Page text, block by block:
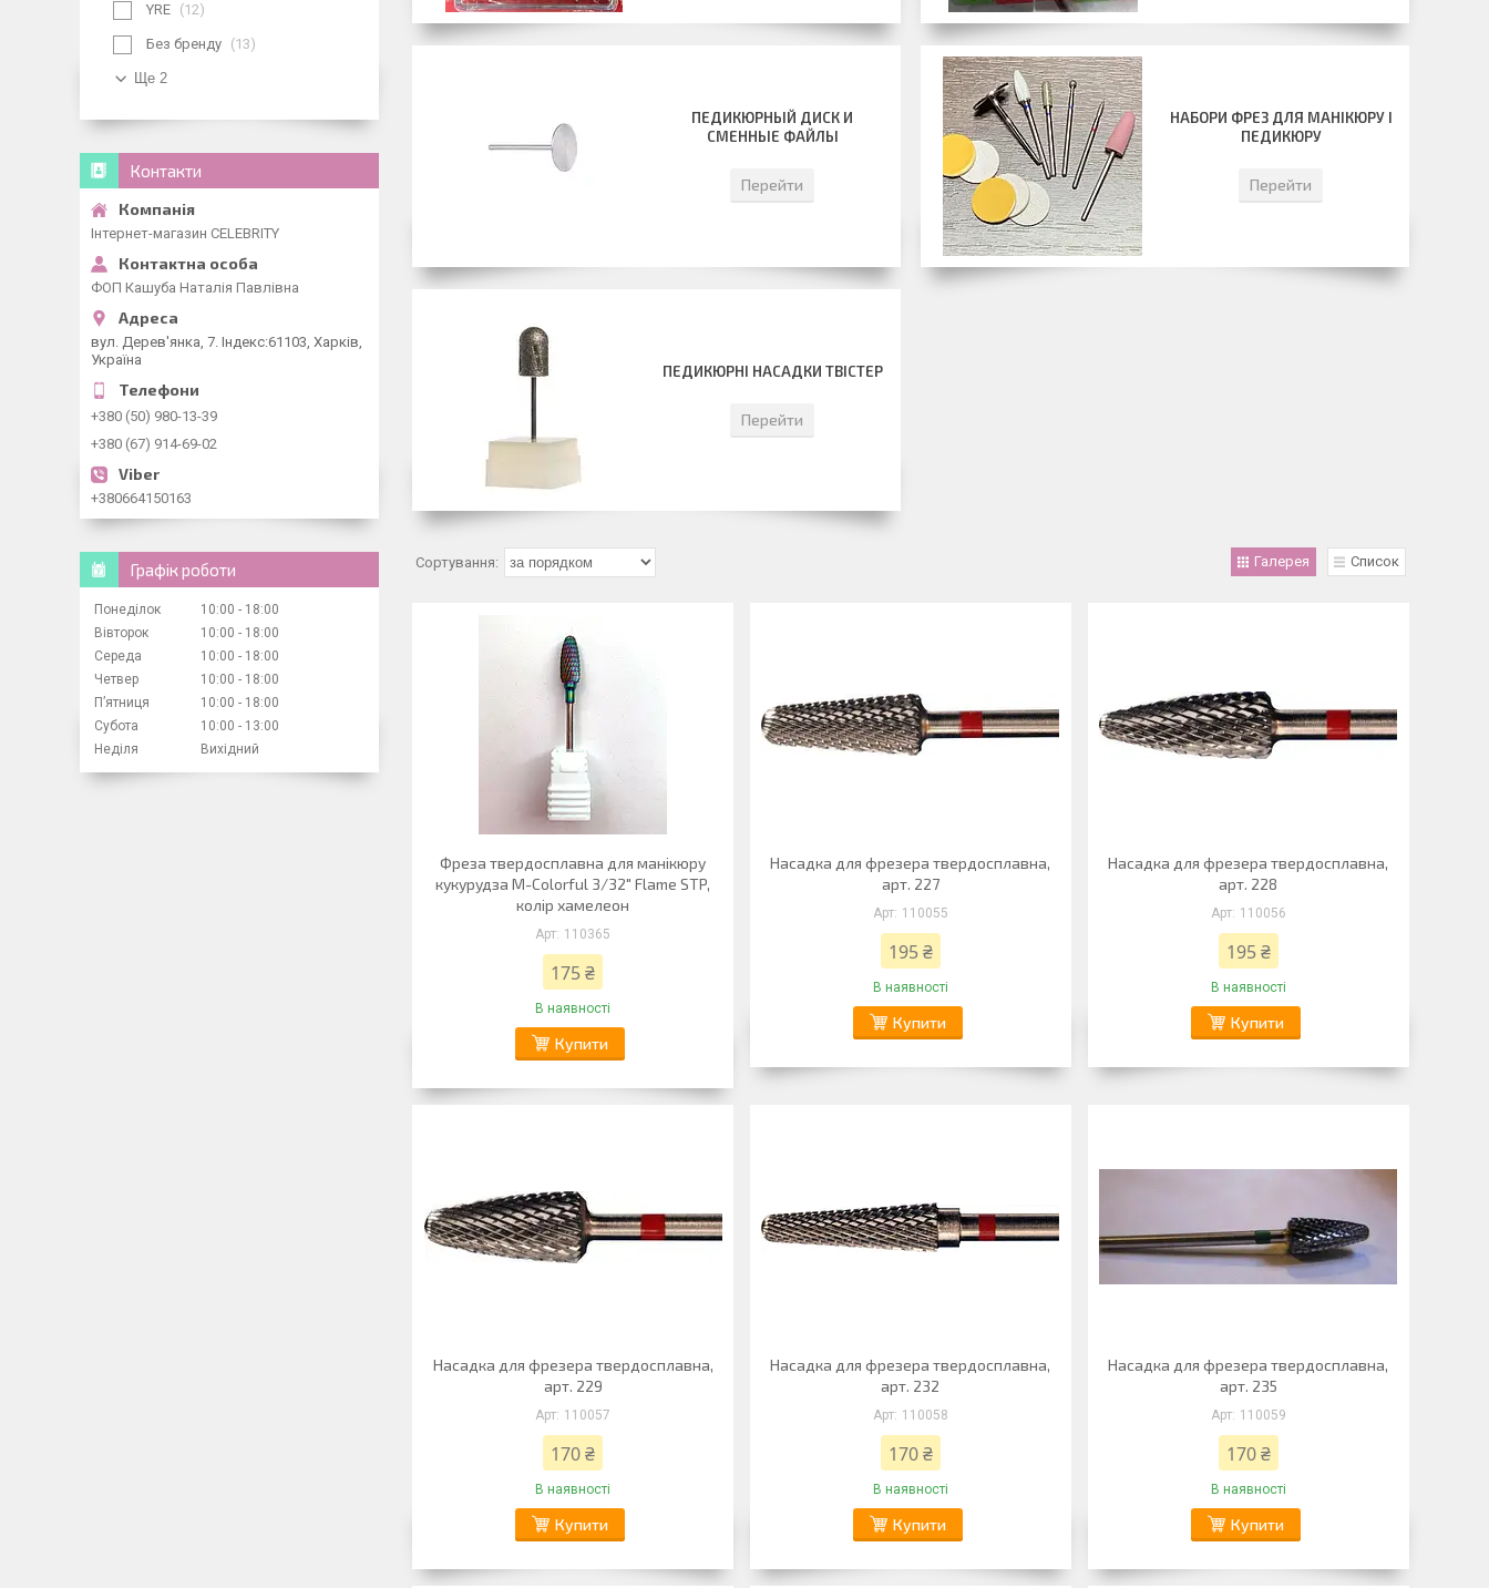
ПЕДИКЮРНЫЙ ДИСК И
СМЕННЫЕ ФАЙЛЫ
Перейти
НАБОРИ ФРЕЗ ДЛЯ МАНІКЮРУ І
ПЕДИКЮРУ
Перейти
ПЕДИКЮРНІ НАСАДКИ ТВІСТЕР
Перейти
Галерея Список
Фреза твердосплавна для манікюру
кукурудза M-Colorful 3/32" Flame STP,
колір хамелеон
110365
175 ₴
В наявності
Купити
Насадка для фрезера твердосплавна,
арт. 227
110055
195 ₴
В наявності
Купити
Насадка для фрезера твердосплавна,
арт. 228
110056
195 ₴
В наявності
Купити
Насадка для фрезера твердосплавна,
арт. 229
110057
170 ₴
В наявності
Купити
Насадка для фрезера твердосплавна,
арт. 232
110058
170 ₴
В наявності
Купити
Насадка для фрезера твердосплавна,
арт. 235
110059
170 ₴
В наявності
Купити
YRE 12
Без бренду 13
Ще 2
Контакти
Інтернет-магазин CELEBRITY
ФОП Кашуба Наталія Павлівна
вул. Дерев'янка, 7. Індекс:61103, Харків,
Україна
+380 (50) 980-13-39
+380 (67) 914-69-02
+380664150163
Графік роботи
Понеділок 10:00
18:00
Вівторок
10:00
18:00
Середа
10:00
18:00
Четвер
10:00
18:00
Пʼятниця
10:00
18:00
Субота
10:00
13:00
Неділя
Вихідний